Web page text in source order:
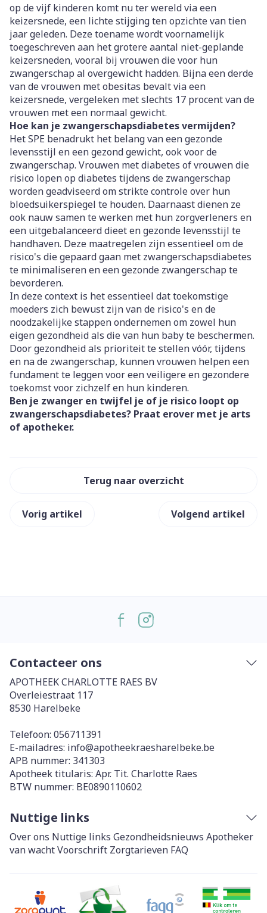
op de vijf kinderen komt nu ter wereld via een
keizersnede, een lichte stijging ten opzichte van tien
jaar geleden. Deze toename wordt voornamelijk
toegeschreven aan het grotere aantal niet-geplande
keizersneden, vooral bij vrouwen die voor hun
zwangerschap al overgewicht hadden. Bijna een derde
van de vrouwen met obesitas bevalt via een
keizersnede, vergeleken met slechts 17 procent van de
vrouwen met een normaal gewicht.
Hoe kan je zwangerschapsdiabetes vermijden?
Het SPE benadrukt het belang van een gezonde
levensstijl en een gezond gewicht, ook voor de
zwangerschap. Vrouwen met diabetes of vrouwen die
risico lopen op diabetes tijdens de zwangerschap
worden geadviseerd om strikte controle over hun
bloedsuikerspiegel te houden. Daarnaast dienen ze
ook nauw samen te werken met hun zorgverleners en
een uitgebalanceerd dieet en gezonde levensstijl te
handhaven. Deze maatregelen zijn essentieel om de
risico's die gepaard gaan met zwangerschapsdiabetes
te minimaliseren en een gezonde zwangerschap te
bevorderen.
In deze context is het essentieel dat toekomstige
moeders zich bewust zijn van de risico's en de
noodzakelijke stappen ondernemen om zowel hun
eigen gezondheid als die van hun baby te beschermen.
Door gezondheid als prioriteit te stellen vóór, tijdens
en na de zwangerschap, kunnen vrouwen helpen een
fundament te leggen voor een veiligere en gezondere
toekomst voor zichzelf en hun kinderen.
Ben je zwanger en twijfel je of je risico loopt op
zwangerschapsdiabetes? Praat erover met je arts
of apotheker.
Terug naar overzicht
Vorig artikel Volgend artikel
Contacteer ons
APOTHEEK CHARLOTTE RAES BV
Overleiestraat 117
8530 Harelbeke
Telefoon: 056711391
E-mailadres: info@apotheekraesharelbeke.be
APB nummer: 341303
Apotheek titularis: Apr. Tit. Charlotte Raes
BTW nummer: BE0890110602
Nuttige links
Over ons Nuttige links Gezondheidsnieuws Apotheker
van wachtVoorschrift Zorgtarieven FAQ